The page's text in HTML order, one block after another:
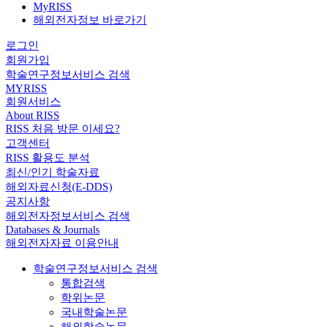
MyRISS
해외전자정보 바로가기
로그인
회원가입
학술연구정보서비스 검색
MYRISS
회원서비스
About RISS
RISS 처음 방문 이세요?
고객센터
RISS 활용도 분석
최신/인기 학술자료
해외자료신청(E-DDS)
공지사항
해외전자정보서비스 검색
Databases & Journals
해외전자자료 이용안내
학술연구정보서비스 검색
통합검색
학위논문
국내학술논문